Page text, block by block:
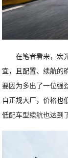
在笔者看来，宏
宜，且配置、续航的
要因为多出了一位
自正规大厂，价格也
低配车型续航也达到